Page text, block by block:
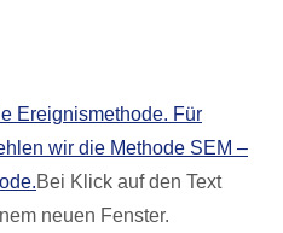
Ereignismethode. Für
wir die Methode SEM –
Bei Klick auf den Text
neuen Fenster.